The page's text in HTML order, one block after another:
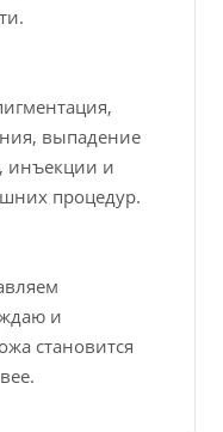
выпадение
инъекции и
процедур.
и
становится